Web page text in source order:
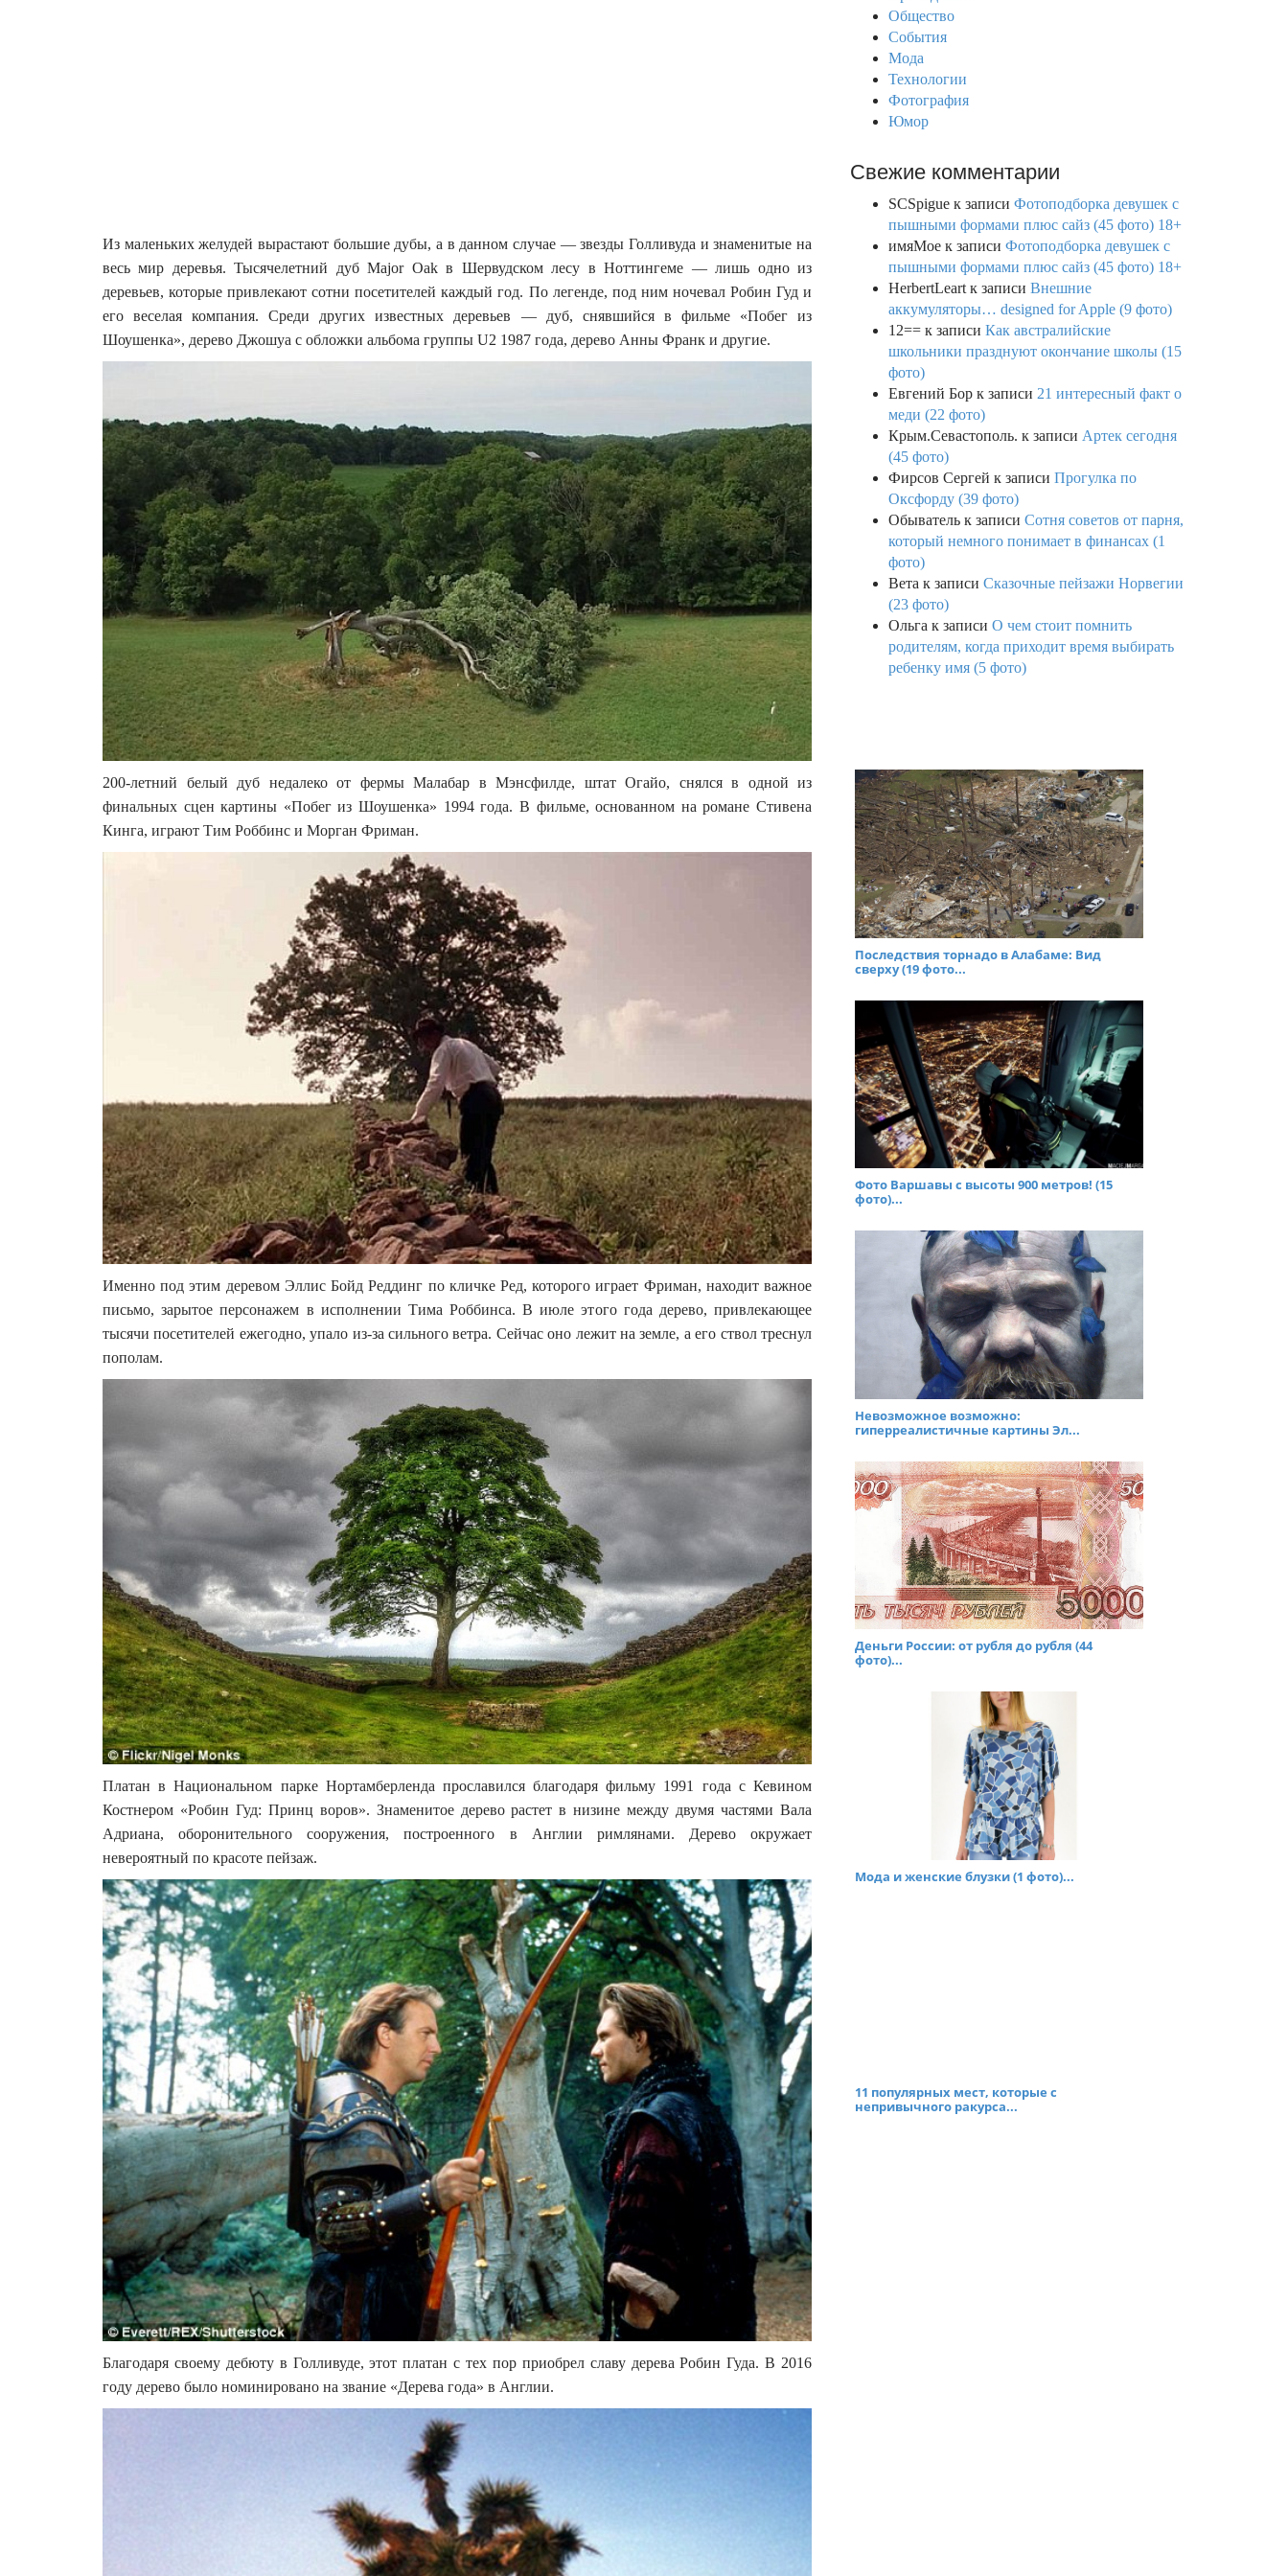
Из маленьких желудей вырастают большие дубы, а в данном случае — звезды Голливуда и знаменитые на
весь мир деревья. Тысячелетний дуб Major Oak в Шервудском лесу в Ноттингеме — лишь одно из
деревьев, которые привлекают сотни посетителей каждый год. По легенде, под ним ночевал Робин Гуд и
его веселая компания. Среди других известных деревьев — дуб, снявшийся в фильме «Побег из
Шоушенка», дерево Джошуа с обложки альбома группы U2 1987 года, дерево Анны Франк и другие.
200-летний белый дуб недалеко от фермы Малабар в Мэнсфилде, штат Огайо, снялся в одной из
финальных сцен картины «Побег из Шоушенка» 1994 года. В фильме, основанном на романе Стивена
Кинга, играют Тим Роббинс и Морган Фриман.
Именно под этим деревом Эллис Бойд Реддинг по кличке Ред, которого играет Фриман, находит важное
письмо, зарытое персонажем в исполнении Тима Роббинса. В июле этого года дерево, привлекающее
тысячи посетителей ежегодно, упало из-за сильного ветра. Сейчас оно лежит на земле, а его ствол треснул
пополам.
Платан в Национальном парке Нортамберленда прославился благодаря фильму 1991 года с Кевином
Костнером «Робин Гуд: Принц воров». Знаменитое дерево растет в низине между двумя частями Вала
Адриана, оборонительного сооружения, построенного в Англии римлянами. Дерево окружает
невероятный по красоте пейзаж.
Благодаря своему дебюту в Голливуде, этот платан с тех пор приобрел славу дерева Робин Гуда. В 2016
году дерево было номинировано на звание «Дерева года» в Англии.
Общество
События
Мода
Технологии
Фотография
Юмор
Свежие комментарии
SCSpigue к записи Фотоподборка девушек с
пышными формами плюс сайз (45 фото) 18+
имяМое к записи Фотоподборка девушек с
пышными формами плюс сайз (45 фото) 18+
HerbertLeart к записи Внешние
аккумуляторы… designed for Apple (9 фото)
12== к записи Как австралийские
школьники празднуют окончание школы (15
фото)
Евгений Бор к записи 21 интересный факт о
меди (22 фото)
Крым.Севастополь. к записи Артек сегодня
(45 фото)
Фирсов Сергей к записи Прогулка по
Оксфорду (39 фото)
Обыватель к записи Сотня советов от парня,
который немного понимает в финансах (1
фото)
Вета к записи Сказочные пейзажи Норвегии
(23 фото)
Ольга к записи О чем стоит помнить
родителям, когда приходит время выбирать
ребенку имя (5 фото)
Последствия торнадо в Алабаме: Вид
сверху (19 фото...
Фото Варшавы с высоты 900 метров! (15
фото)...
Невозможное возможно:
гиперреалистичные картины Эл...
Деньги России: от рубля до рубля (44
фото)...
Мода и женские блузки (1 фото)...
11 популярных мест, которые с
непривычного ракурса...